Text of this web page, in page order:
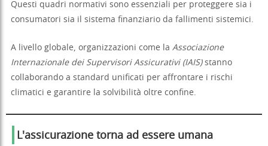
Questi quadri normativi sono essenziali per proteggere sia i
consumatori sia il sistema finanziario da fallimenti sistemici.
A livello globale, organizzazioni come la Associazione
Internazionale dei Supervisori Assicurativi (IAIS)stanno
collaborando a standard unificati per affrontare i rischi
climatici e garantire la solvibilità oltre confine.
L'assicurazione torna ad essere umana